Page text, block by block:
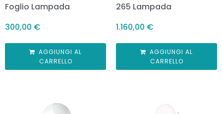
Foglio Lampada
300,00 €
AGGIUNGI AL
CARRELLO
265 Lampada
1.160,00 €
AGGIUNGI AL
CARRELLO